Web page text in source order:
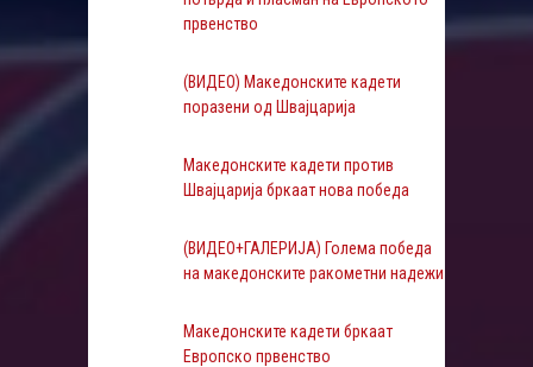
првенство
(ВИДЕО) Македонските кадети
поразени од Швајцарија
Македонските кадети против
Швајцарија бркаат нова победа
(ВИДЕО+ГАЛЕРИЈА) Голема победа
на македонските ракометни надежи
Македонските кадети бркаат
Европско првенство